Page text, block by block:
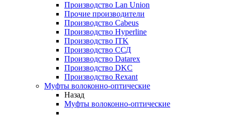
Производство Lan Union
Прочие производители
Производство Cabeus
Производство Hyperline
Производство ITK
Производство ССД
Производство Datarex
Производство DKC
Производство Rexant
Муфты волоконно-оптические
Назад
Муфты волоконно-оптические